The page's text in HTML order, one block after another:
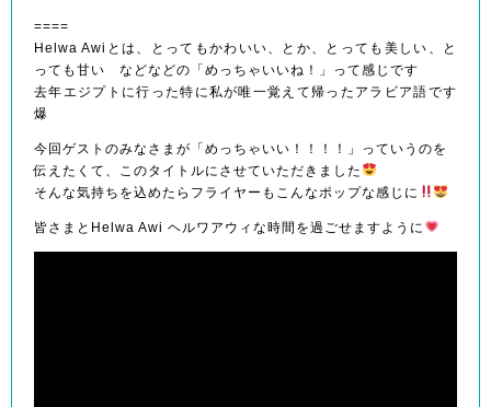
====
Helwa Awiとは、とってもかわいい、とか、とっても美しい、と
っても甘い などなどの「めっちゃいいね！」って感じです
去年エジプトに行った特に私が唯一覚えて帰ったアラビア語です
爆
今回ゲストのみなさまが「めっちゃいい！！！！」っていうのを
伝えたくて、このタイトルにさせていただきました
そんな気持ちを込めたらフライヤーもこんなポップな感じに
皆さまとHelwa Awi ヘルワアウィな時間を過ごせますように